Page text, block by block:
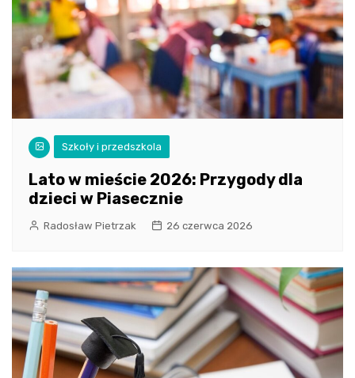
Szkoły i przedszkola
Lato w mieście 2026: Przygody dla
dzieci w Piasecznie
Radosław Pietrzak 26 czerwca 2026